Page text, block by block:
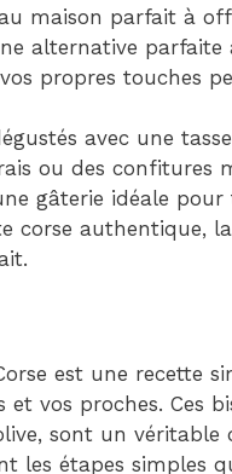
maison parfait à
alternative parfaite
propres touches
avec une
ou des confitures
gâterie idéale pour
corse authentique,
est une recette
vos proches. Ces
sont un véritable
les étapes simples